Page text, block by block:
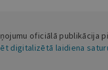
oficiālā publikācija
digitalizētā laidiena